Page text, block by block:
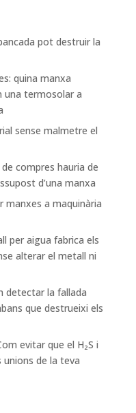
pot destruir la
quina manxa
una termosolar a
sense malmetre el
compres hauria de
d’una manxa
manxes a maquinària
per aigua fabrica els
alterar el metall ni
detectar la fallada
que destrueixi els
evitar que el H₂S i
de la teva